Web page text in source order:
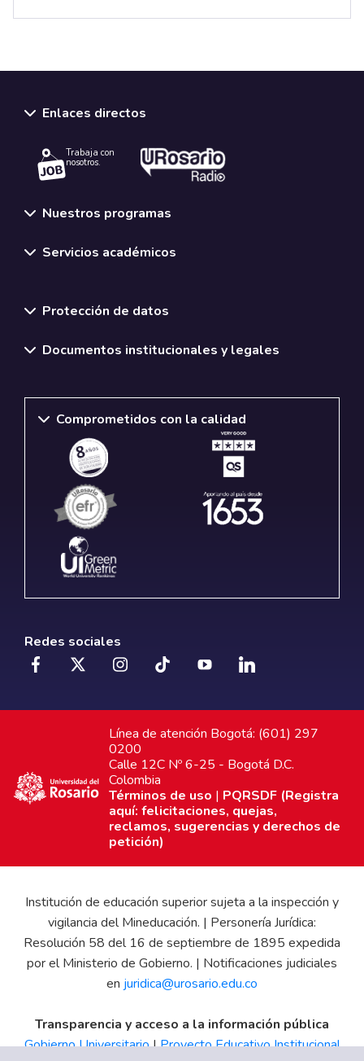
Enlaces directos
Trabaja con
nosotros.
Nuestros programas
Servicios académicos
Protección de datos
Documentos institucionales y legales
Comprometidos con la calidad
Redes sociales
Línea de atención Bogotá: (601) 297
0200
Calle 12C Nº 6-25 - Bogotá D.C.
Colombia
Términos de uso | PQRSDF (Registra
aquí: felicitaciones, quejas,
reclamos, sugerencias y derechos de
petición)
Institución de educación superior sujeta a la inspección y
vigilancia del Mineducación. | Personería Jurídica:
Resolución 58 del 16 de septiembre de 1895 expedida
por el Ministerio de Gobierno. | Notificaciones judiciales
en juridica@urosario.edu.co
Transparencia y acceso a la información pública
Gobierno Universitario|Proyecto Educativo Institucional